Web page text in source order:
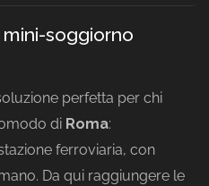
mini-soggiorno
perfetta per chi
di Roma:
ferroviaria, con
Da qui raggiungere le